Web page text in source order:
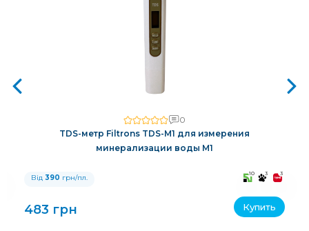
0
TDS-метр Filtrons TDS-M1 для измерения
минерализации воды M1
Від 390 грн/пл. 10 3 3
483 грн Купить